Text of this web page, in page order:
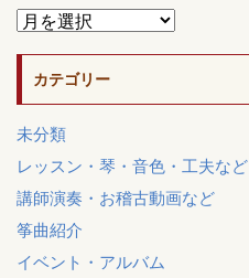
カテゴリー
未分類
レッスン・琴・音色・工夫など
講師演奏・お稽古動画など
筝曲紹介
イベント・アルバム